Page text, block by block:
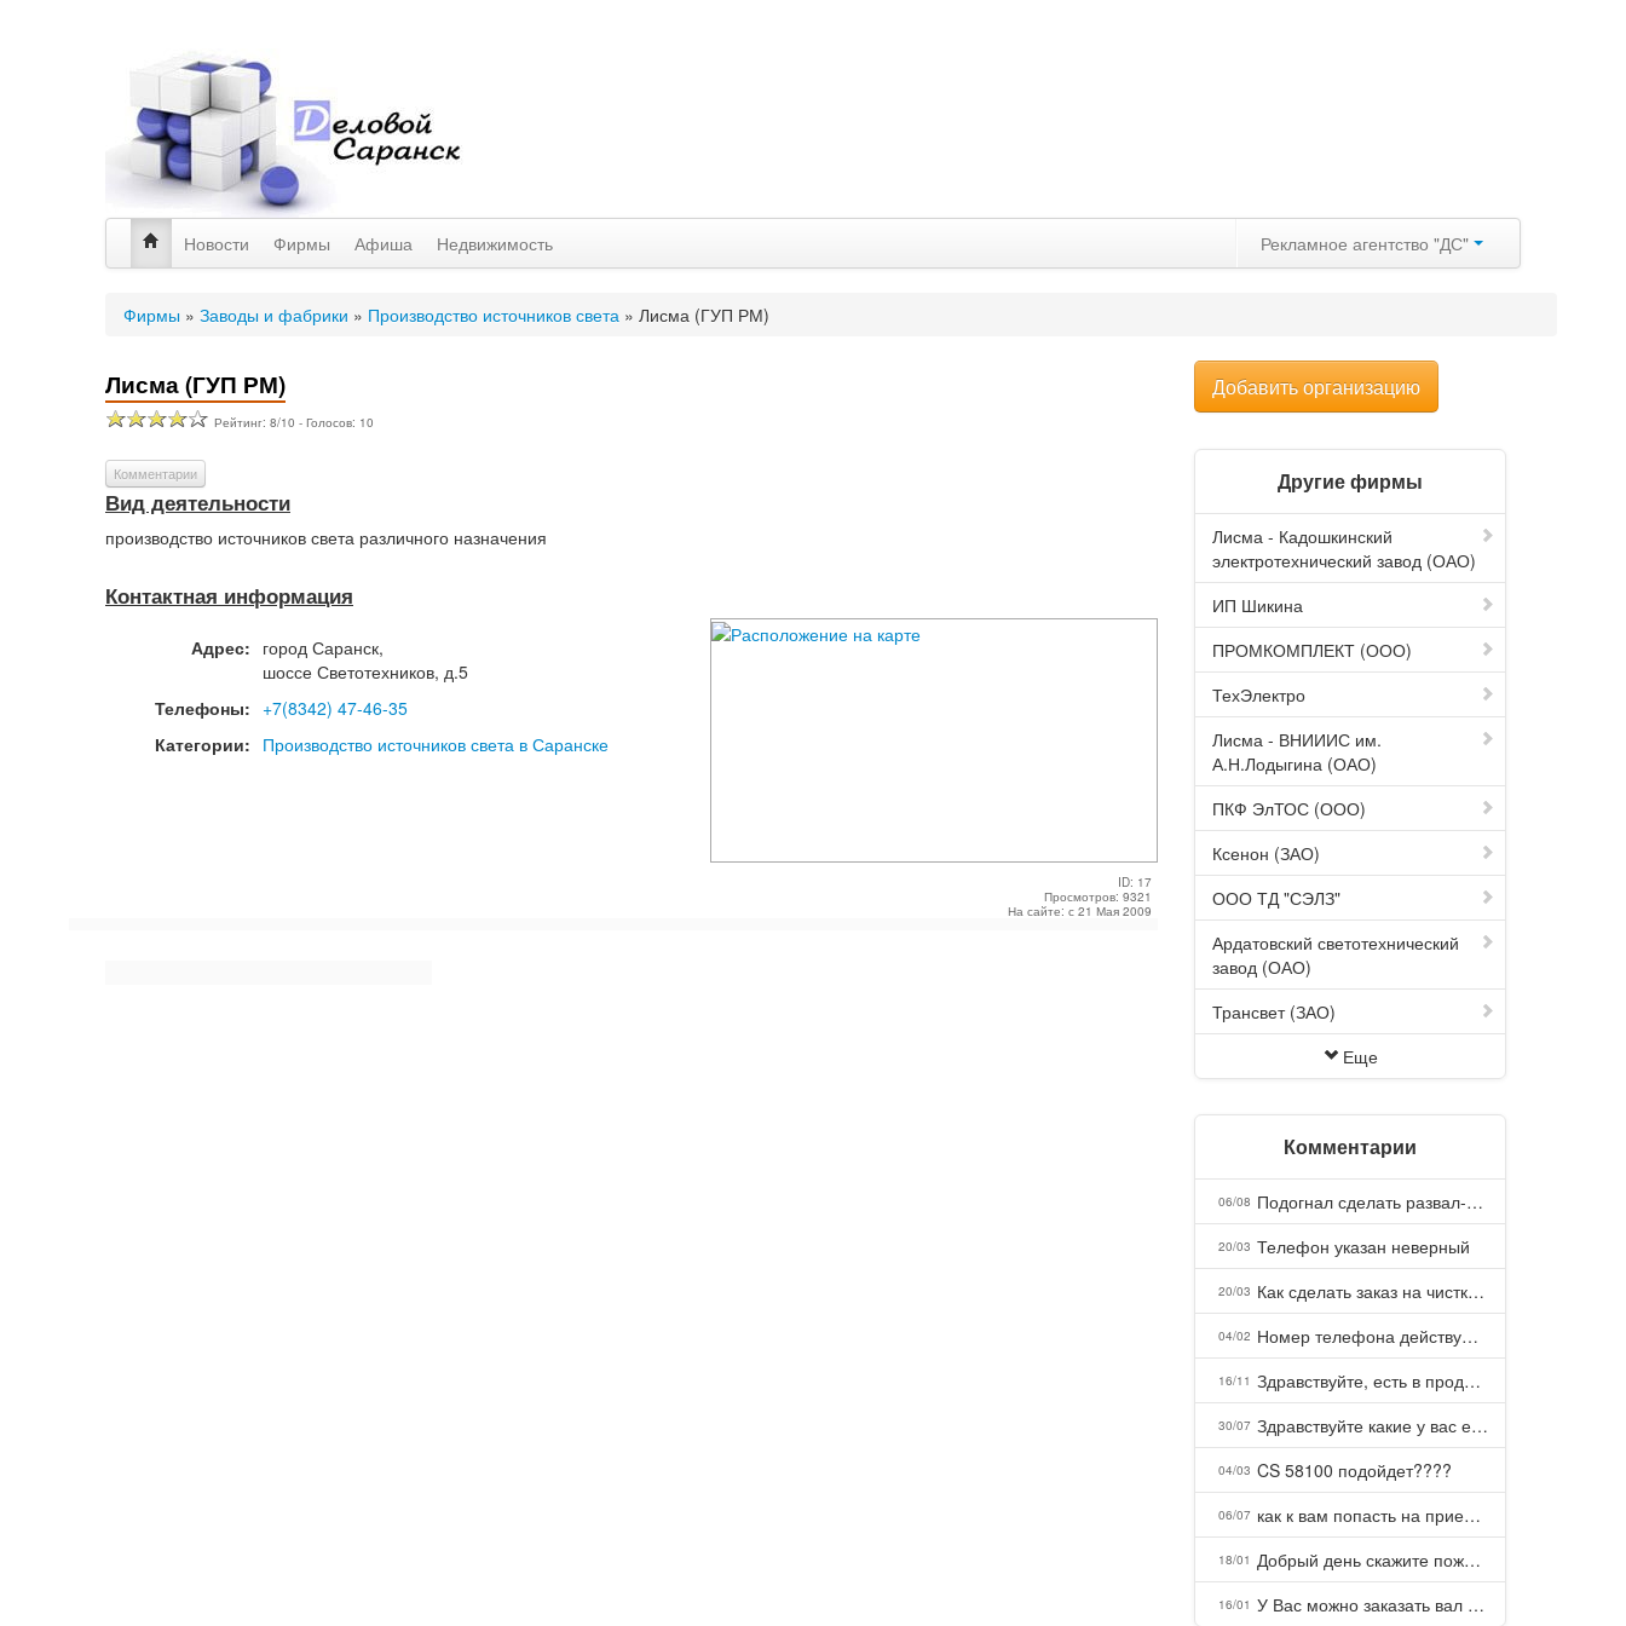
Новости Фирмы Афиша Недвижимость Рекламное агентство "ДС"
Фирмы » Заводы и фабрики » Производство источников света » Лисма (ГУП РМ)
Лисма (ГУП РМ)
Рейтинг: 8/10 - Голосов: 10
Комментарии
Вид деятельности
производство источников света различного назначения
Контактная информация
Адрес: город Саранск,
шоссе Светотехников, д.5
Телефоны: +7(8342) 47-46-35
Категории: Производство источников света в Саранске
ID: 17
Просмотров: 9321
На сайте: с 21 Мая 2009
Добавить организацию
Другие фирмы
Лисма - Кадошкинский
электротехнический завод (ОАО)
ИП Шикина
ПРОМКОМПЛЕКТ (ООО)
ТехЭлектро
Лисма - ВНИИИС им.
А.Н.Лодыгина (ОАО)
ПКФ ЭлТОС (ООО)
Ксенон (ЗАО)
ООО ТД "СЭЛЗ"
Ардатовский светотехнический
завод (ОАО)
Трансвет (ЗАО)
Еще
Комментарии
06/08 Подогнал сделать развал-схождение, сделали- машина уходит на право и колеса проверил все хорошо с атмосферами ужас как можно делать авто, не ужели не берегут свою репутацию, не советую.
20/03 Телефон указан неверный
20/03 Как сделать заказ на чистку пуховых подушек?
04/02 Номер телефона действующий можно узнать почему номер неправельный
16/11 Здравствуйте, есть в продаже? Есть доставка до Казани?
30/07 Здравствуйте какие у вас есть курсы и какая цена, ?
04/03 CS 58100 подойдет????
06/07 как к вам попасть на прием? Или дозвониться, трубку не берете.
18/01 Добрый день скажите пожалуйста как можно с вами связаться . Телефон не отвечает .Заказала кухню в тц Хороший есть претензии а менеджер контактов не дает .Что делать?
16/01 У Вас можно заказать вал шлицевой от косилки заря для мтз, который соединяет мотоблок с косилкой.?